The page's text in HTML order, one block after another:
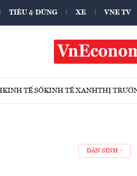
TIÊU & DÙNG XE VNE TV
KINH TẾ SỐKINH TẾ XANHTHỊ
DÂN SINH